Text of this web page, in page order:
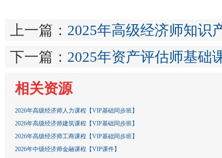
上一篇： 2025年高级经济师知识
下一篇： 2025年资产评估师基础
相关资源
2026年高级经济师人力课程【VIP基础同步班】
2026年高级经济师建筑课程【VIP基础同步班】
2026年高级经济师工商课程【VIP基础同步班】
2026年中级经济师金融课程【VIP课件】